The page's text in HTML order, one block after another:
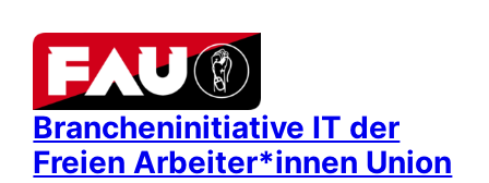
Inhalt
springen
Brancheninitiative IT der
Freien Arbeiter*innen Union